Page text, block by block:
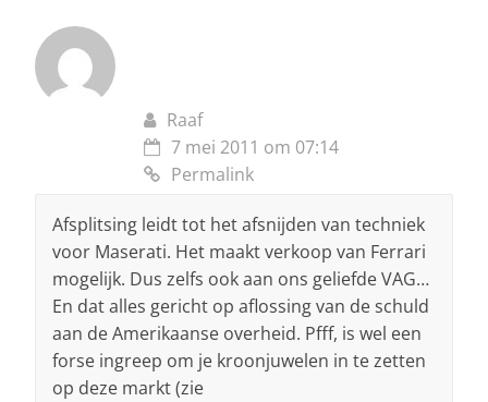
Raaf
7 mei 2011 om 07:14
Permalink
Afsplitsing leidt tot het afsnijden van techniek
voor Maserati. Het maakt verkoop van Ferrari
mogelijk. Dus zelfs ook aan ons geliefde VAG…
En dat alles gericht op aflossing van de schuld
aan de Amerikaanse overheid. Pfff, is wel een
forse ingreep om je kroonjuwelen in te zetten
op deze markt (zie